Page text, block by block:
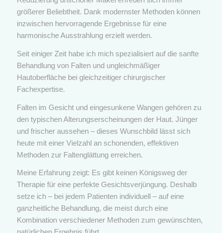
größerer Beliebtheit. Dank modernster Methoden können
inzwischen hervorragende Ergebnisse für eine
harmonische Ausstrahlung erzielt werden.
Seit einiger Zeit habe ich mich spezialisiert auf die sanfte
Behandlung von Falten und ungleichmäßiger
Hautoberfläche bei gleichzeitiger chirurgischer
Fachexpertise.
Falten im Gesicht und eingesunkene Wangen gehören zu
den typischen Alterungserscheinungen der Haut. Jünger
und frischer aussehen – dieses Wunschbild lässt sich
heute mit einer Vielzahl an schonenden, effektiven
Methoden zur Faltenglättung erreichen.
Meine Erfahrung zeigt: Es gibt keinen Königsweg der
Therapie für eine perfekte Gesichtsverjüngung. Deshalb
setze ich – bei jedem Patienten individuell – auf eine
ganzheitliche Behandlung, die meist durch eine
Kombination verschiedener Methoden zum gewünschten,